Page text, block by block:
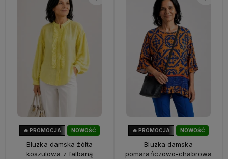
NOWOŚĆ
OKAZJA
🔥 PROMOCJA
Bluzka damska żółta
koszulowa z falbaną
NOWOŚĆ
🔥 PROMOCJA
Bluzka damska
pomarańczowo-chabrowa